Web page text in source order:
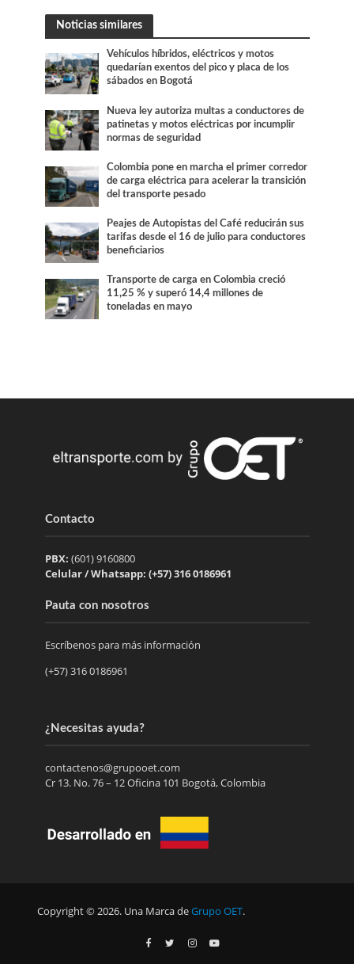
Noticias similares
Vehículos híbridos, eléctricos y motos
quedarían exentos del pico y placa de los
sábados en Bogotá
Nueva ley autoriza multas a conductores de
patinetas y motos eléctricas por incumplir
normas de seguridad
Colombia pone en marcha el primer corredor
de carga eléctrica para acelerar la transición
del transporte pesado
Peajes de Autopistas del Café reducirán sus
tarifas desde el 16 de julio para conductores
beneficiarios
Transporte de carga en Colombia creció
11,25 % y superó 14,4 millones de
toneladas en mayo
Contacto
PBX: (601) 9160800
Celular / Whatsapp: (+57) 316 0186961
Pauta con nosotros
Escríbenos para más información
(+57) 316 0186961
¿Necesitas ayuda?
contactenos@grupooet.com
Cr 13. No. 76 – 12 Oficina 101 Bogotá, Colombia
Copyright © 2026. Una Marca deGrupo OET.